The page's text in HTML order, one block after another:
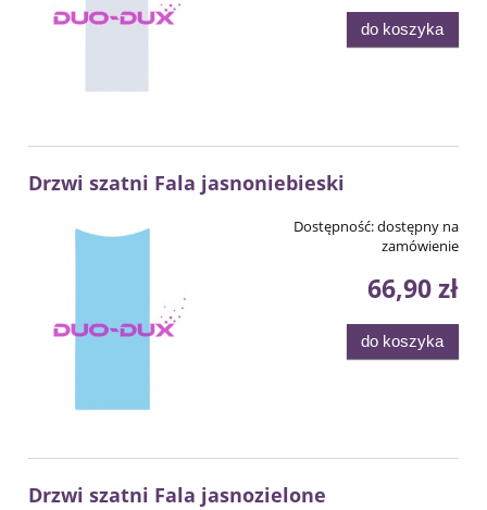
do koszyka
Drzwi szatni Fala jasnoniebieski
Dostępność:dostępny na
zamówienie
66,90 zł
do koszyka
Drzwi szatni Fala jasnozielone